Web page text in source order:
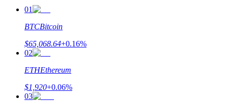
استراتيجيات التداول
تعلم كيفية البقاء مربحة
01
BTCBitcoin
$65,068.64+0.16%
02
ETHEthereum
$1,920+0.06%
03